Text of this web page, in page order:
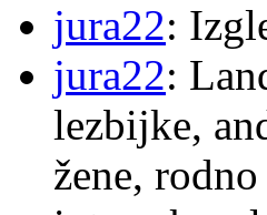
jura22:
jura22:
lezbijke,
žene,